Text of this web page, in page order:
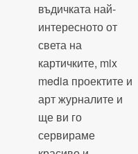
въдичката най-
интересното от
света на
картичките, mix
media проектите и
арт журналите и
ще ви го
сервираме